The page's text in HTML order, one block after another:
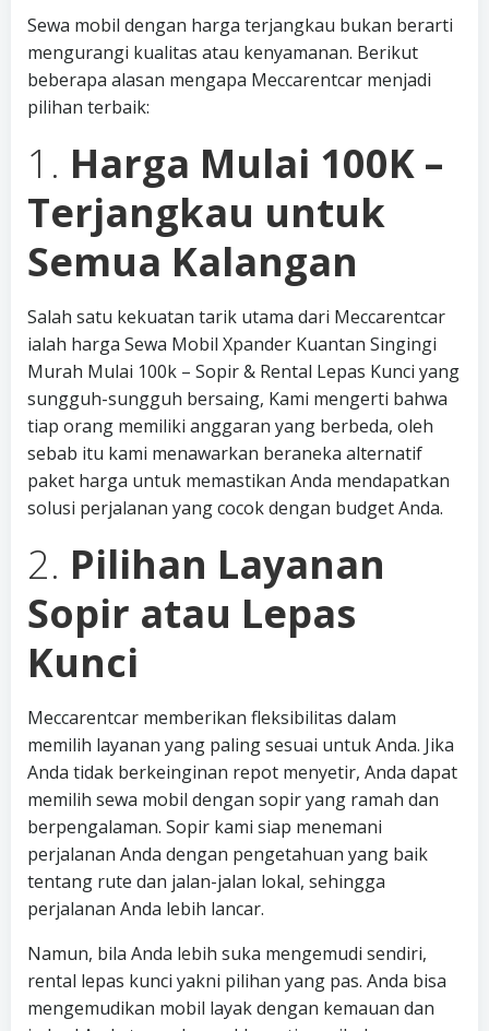
Sewa mobil dengan harga terjangkau bukan berarti
mengurangi kualitas atau kenyamanan. Berikut
beberapa alasan mengapa Meccarentcar menjadi
pilihan terbaik:
1. Harga Mulai 100K –
Terjangkau untuk
Semua Kalangan
Salah satu kekuatan tarik utama dari Meccarentcar
ialah harga Sewa Mobil Xpander Kuantan Singingi
Murah Mulai 100k – Sopir & Rental Lepas Kunci yang
sungguh-sungguh bersaing, Kami mengerti bahwa
tiap orang memiliki anggaran yang berbeda, oleh
sebab itu kami menawarkan beraneka alternatif
paket harga untuk memastikan Anda mendapatkan
solusi perjalanan yang cocok dengan budget Anda.
2. Pilihan Layanan
Sopir atau Lepas
Kunci
Meccarentcar memberikan fleksibilitas dalam
memilih layanan yang paling sesuai untuk Anda. Jika
Anda tidak berkeinginan repot menyetir, Anda dapat
memilih sewa mobil dengan sopir yang ramah dan
berpengalaman. Sopir kami siap menemani
perjalanan Anda dengan pengetahuan yang baik
tentang rute dan jalan-jalan lokal, sehingga
perjalanan Anda lebih lancar.
Namun, bila Anda lebih suka mengemudi sendiri,
rental lepas kunci yakni pilihan yang pas. Anda bisa
mengemudikan mobil layak dengan kemauan dan